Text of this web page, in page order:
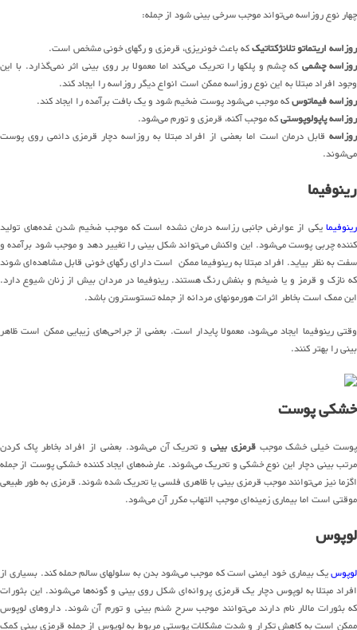
چهار نوع روزاسه می‌تواند موجب سرخی بینی شود از جمله:
روزاسه اریتماتو تلانژکتاتیککه باعث خونریزی، قرمزی و رگهای خونی مشخص است.
روزاسه چشمی که چشم و پلکها را تحریک می‌کند اما معمولا بر روی بینی اثر نمی‌گذارد. با این
وجود افراد مبتلا به این نوع روزاسه ممکن است انواع دیگر روزاسه را ایجاد کند.
روزاسه فیماتوسکه موجب می‌شود پوست ضخیم شود و یک بافت برآمده را ایجاد کند.
روزاسه پاپولوپوستیکه موجب آکنه، قرمزی و تورم می‌شود.
روزاسه قابل درمان است اما بعضی از افراد مبتلا به روزاسه دچار قرمزی دائمی روی پوست
می‌شوند.
رینوفیما
رینوفیمایکی از عوارض جانبی رزاسه درمان نشده است که موجب ضخیم شدن غده‌های تولید
کننده چربی پوست می‌شود. این واکنش می‌تواند شکل بینی را تغییر دهد و موجب شود برآمده و
سفت به نظر بیاید. افراد مبتلا به رینوفیما ممکن است دارای رگهای خونی قابل مشاهده‌ای شوند
که نازک و قرمز و یا ضیخم و بنفش رنگ هستند. رینوفیما در مردان بیش از زنان شیوع دارد.
این ممک است بخاطر اثرات هورمونهای مردانه از جمله تستوسترون باشد.
وقتی رینوفیما ایجاد می‌شود، معمولا پایدار است. بعضی از جراحی‌های زیبایی ممکن است ظاهر
بینی را بهتر کنند.
خشکی پوست
پوست خیلی خشک موجبقرمزی بینی و تحریک آن می‌شود. بعضی از افراد بخاطر پاک کردن
مرتب بینی دچار این نوع خشکی و تحریک می‌شوند. عارضه‌های ایجاد کننده خشکی پوست از جمله
اگزما نیز می‌توانند موجب قرمزی بینی با ظاهری فلسی یا تحریک شده شوند. قرمزی به طور طبیعی
موقتی است اما بیماری زمینه‌ای موجب التهاب مکرر آن می‌شود.
لوپوس
لوپوسیک بیماری خود ایمنی است که موجب می‌شود بدن به سلولهای سالم حمله کند. بسیاری از
افراد مبتلا به لوپوس دچار یک قرمزی پروانه‌ای شکل روی بینی و گونه‌ها می‌شوند. این بثورات
که بثورات مالار نام دارند می‌توانند موجب سرح شئم بینی و تورم آن شوند. داروهای لوپوس
ممکن است به کاهش تکرار و شدت مشکلات پوستی مربوط به لوپوس از جمله قرمزی بینی کمک